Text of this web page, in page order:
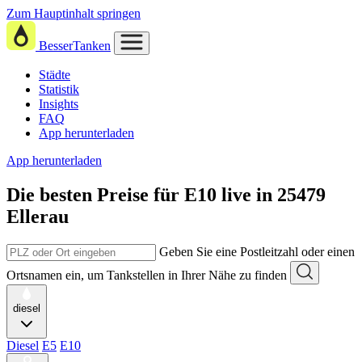
Zum Hauptinhalt springen
BesserTanken
Städte
Statistik
Insights
FAQ
App herunterladen
App herunterladen
Die besten Preise für E10 live in 25479
Ellerau
Geben Sie eine Postleitzahl oder einen
Ortsnamen ein, um Tankstellen in Ihrer Nähe zu finden
diesel
Diesel E5 E10